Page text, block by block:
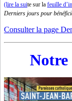
(lire la suite sur la feuille
Derniers jours pour
Consulter la page
Notre